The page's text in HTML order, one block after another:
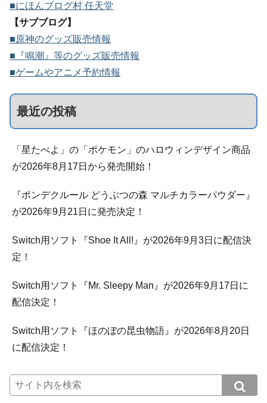
■にほんブログ村 任天堂
【サブブログ】
■原神のグッズ販売情報
■『鳴潮』等のグッズ販売情報
■ゲームやアニメ予約情報
最近の投稿
「星たべよ」の「ポケモン」のハロウィンデザイン商品
が2026年8月17日から発売開始！
『ポンデクルール どうぶつの森 マルチカラーパウダー』
が2026年9月21日に発売決定！
Switch用ソフト『Shoe It All!』が2026年9月3日に配信決
定！
Switch用ソフト『Mr. Sleepy Man』が2026年9月17日に
配信決定！
Switch用ソフト『ほのぼの昆虫物語』が2026年8月20日
に配信決定！